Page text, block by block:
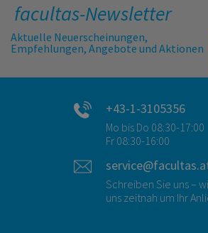
facultas-Newsletter
Aktuelle Neuerscheinungen,
Empfehlungen, Angebote und Aktionen
+43-1-3105356
Mo bis Do 08:30-17:00
Fr 08:30-16:00
Schreiben Sie uns –
uns zeitnah um Ihr